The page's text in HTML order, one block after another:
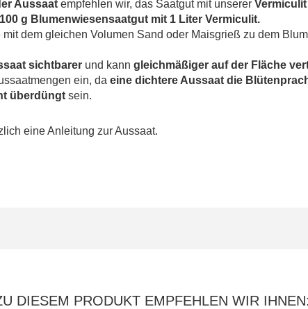
Aussaat empfehlen wir, das Saatgut mit unserer
100 g Blumenwiesensaatgut mit 1 Liter Vermiculit.
dem gleichen Volumen Sand oder Maisgrieß zu dem
sichtbarer und kann gleichmäßiger auf der Fläche
ein, da eine dichtere Aussaat die
überdüngt sein.
eine Anleitung zur Aussaat.
DIESEM PRODUKT EMPFEHLEN WIR